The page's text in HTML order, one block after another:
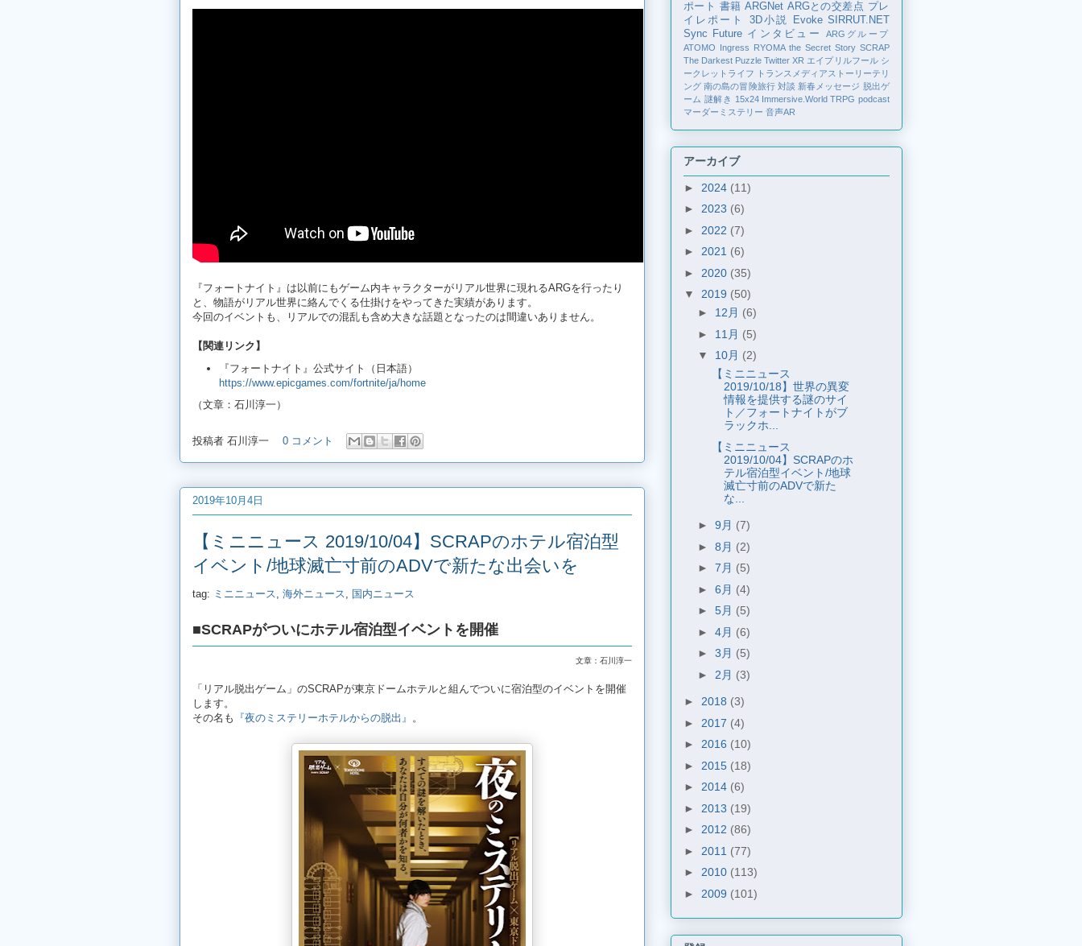
『フォートナイト』は以前にもゲーム内キャラクターがリアル世界に現れるARGを行ったり
と、物語がリアル世界に絡んでくる仕掛けをやってきた実績があります。
今回のイベントも、リアルでの混乱も含め大きな話題となったのは間違いありません。
【関連リンク】
『フォートナイト』公式サイト（日本語）
https://www.epicgames.com/fortnite/ja/home
（文章：石川淳一）
投稿者 石川淳一 0 コメント
2019年10月4日
【ミニニュース 2019/10/04】SCRAPのホテル宿泊型
イベント/地球滅亡寸前のADVで新たな出会いを
tag: ミニニュース, 海外ニュース, 国内ニュース
■SCRAPがついにホテル宿泊型イベントを開催
文章：石川淳一
「リアル脱出ゲーム」のSCRAPが東京ドームホテルと組んでついに宿泊型のイベントを開催
します。
その名も
『夜のミステリーホテルからの脱出』 。
ポート 書籍 ARGNet ARGとの交差点 プレ
イレポート
3D小説 Evoke SIRRUT.NET
Sync Future インタビュー
ARGグループ
ATOMO Ingress RYOMA the Secret Story SCRAP
The Darkest Puzzle Twitter XR エイプリルフール シ
ークレットライフ
トランスメディアストーリーテリ
ング 南の島の冒険旅行 対談 新春メッセージ 脱出ゲ
ーム 謎解き 15x24 Immersive.World TRPG podcast
マーダーミステリー 音声AR
アーカイブ
► 2024 (11)
► 2023 (6)
► 2022 (7)
► 2021 (6)
► 2020 (35)
▼ 2019 (50)
► 12月 (6)
► 11月 (5)
▼ 10月 (2)
【ミニニュース
2019/10/18】世界の異変
情報を提供する謎のサイ
ト／フォートナイトがブ
ラックホ...
【ミニニュース
2019/10/04】SCRAPのホ
テル宿泊型イベント/地球
滅亡寸前のADVで新た
な...
► 9月 (7)
► 8月 (2)
► 7月 (5)
► 6月 (4)
► 5月 (5)
► 4月 (6)
► 3月 (5)
► 2月 (3)
► 2018 (3)
► 2017 (4)
► 2016 (10)
► 2015 (18)
► 2014 (6)
► 2013 (19)
► 2012 (86)
► 2011 (77)
► 2010 (113)
► 2009 (101)